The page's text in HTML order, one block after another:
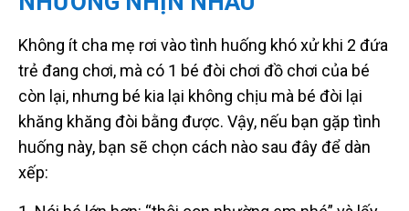
Không ít cha mẹ rơi vào tình huống khó xử khi 2 đứa
trẻ đang chơi, mà có 1 bé đòi chơi đồ chơi của bé
còn lại, nhưng bé kia lại không chịu mà bé đòi lại
khăng khăng đòi bằng được. Vậy, nếu bạn gặp tình
huống này, bạn sẽ chọn cách nào sau đây để dàn
xếp: